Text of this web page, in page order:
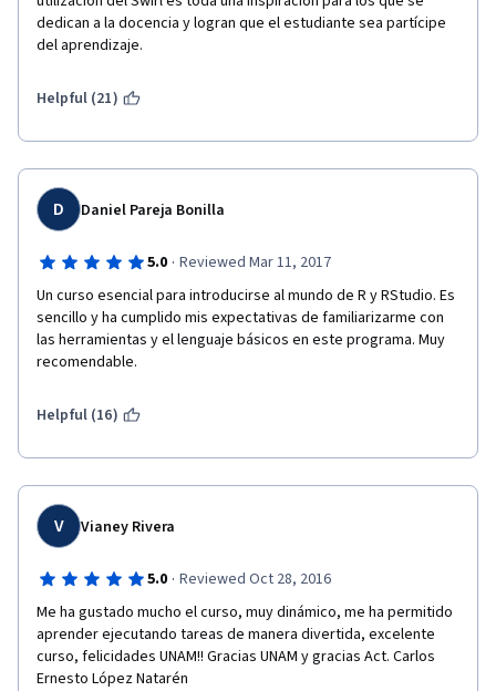
Queda la sensación que todo tiene que aprenderse de
memoria (especialmente en la última semana), siendo que la
retener conceptos de forma natural. 4) Yo rara vez utilizo los
foros, pero quienes acostumbran a utilizarlo puede ser algo
desalentador, ya que hay demasiadas preguntas sin responder
que vale la pena tomar como introducción.
dedican a la docencia y logran que el estudiante sea partícipe
del aprendizaje.
Helpful (21)
D Daniel Pareja Bonilla
5.0 · Reviewed Mar 11, 2017
Un curso esencial para introducirse al mundo de R y RStudio. Es
sencillo y ha cumplido mis expectativas de familiarizarme con
las herramientas y el lenguaje básicos en este programa. Muy
recomendable.
Helpful (16)
V Vianey Rivera
5.0 · Reviewed Oct 28, 2016
Me ha gustado mucho el curso, muy dinámico, me ha permitido
aprender ejecutando tareas de manera divertida, excelente
curso, felicidades UNAM!! Gracias UNAM y gracias Act. Carlos
Ernesto López Natarén